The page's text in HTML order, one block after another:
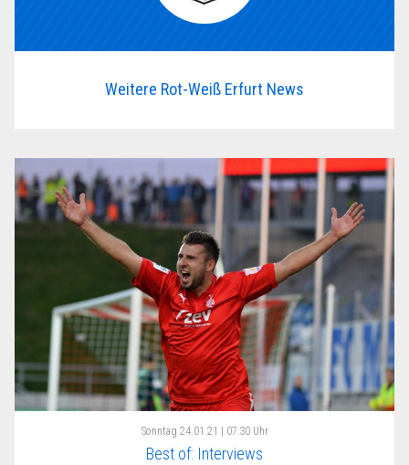
Weitere Rot-Weiß Erfurt News
Sonntag 24.01.21 | 07:30 Uhr
Best of: Interviews